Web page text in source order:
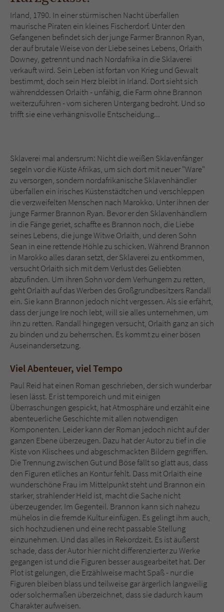
Irland, 1790. In einer stürmischen Nacht überfallen
maurische Piraten ein kleines Fischerdorf. Unter den
Gefangenen befindet sich der junge Farmer Brannon Ryan,
der auf brutale Weise von der Liebe seines Lebens, Orlaith
Downey, getrennt und nach Nordafrika in die Sklaverei
verkauft wird. Sein Leben ist fortan von Krieg und Gewalt
bestimmt, doch sein Herz bleibt in Irland. Dort sieht sich
währenddessen Orlaith - unfähig, die Farm ohne Brannon
weiterzuführen - vom sicheren Untergang bedroht. Und so
trifft sie eine verhängnisvolle Entscheidung...
Sklaverei mal andersrum: Nicht die weißen Sklavenfänger
segeln vor die Küste Afrikas, um sich dort mit neuer "Ware"
zu versorgen, sondern nordafrikanische Sklavenhändler
überfallen ein irisches Küstenstädtchen und verschleppen
die verzweifelten Menschen nach Marokko. Unter ihnen der
junge Farmer Brannon Ryan. Bevor er den Sklavenhändlern
in die Fänge geriet, schaffte es Brannon noch, die Liebe
seines Lebens, die junge Witwe Orlaith, und deren Sohn
Sean in eine rettende Höhle zu schicken. Während Brannon
in Marokko alles daran setzt, der Sklaverei zu entkommen,
versucht Orlaith sich mit dem Verlust des Geliebten
abzufinden. Um ihren Sohn vor dem Verhungern zu retten,
geht Orlaith auf das Werben des Großgrundbesitzers Randall
ein. Sie kann Brannon jedoch nicht vergessen. Als sie erfährt,
dass der junge Ire noch lebt, will sie alles unternehmen, um
ihn zu retten. Randall hingegen versucht, Orlaith ganz an sich
zu binden und zu beherrschen. Es kommt zu einer bösen
Auseinandersetzung.
Viel Abenteuer, viel Tempo
Paul Reid hat einen Roman geschrieben, der sich wunderbar
lesen lässt. Er ist temporeich und mit einigen
Überraschungen gespickt, hat Atmosphäre und erzählt eine
abenteuerliche Geschichte mit allen notwendigen
Komponenten. Leider kann der Roman jedoch nicht auf der
ganzen Ebene überzeugen. Dazu hat der Autor zu tief in die
Kiste von Klischees und abgeschmackten Bildern gegriffen.
Die Trennung zwischen Gut und Böse fällt so glatt aus, dass
den Figuren etliches an Kontur fehlt. Dass mit Orlaith eine
wunderschöne Frau im Mittelpunkt steht und Brannon ein
starker, strahlender Held ist, macht die Sache nicht
überzeugender. Im Gegenteil. Brannon kann sich nahezu
mühelos in die fremde Kultur einfügen. Es gelingt ihm auch,
sich hochzudienen und eine recht passable Stellung
einzunehmen. Und das alles in Rekordzeit. Es ist äußerst
schade, dass der Autor hier nicht differenzierter zu Werke
gegangen ist und die Figuren besser ausgearbeitet hat. Der
Plot ist gelungen, die Erzählweise macht Spaß - nur die
Figuren bleiben blass und teilweise gar ärgerlich langweilig
oder solchermaßen überzeichnet, dass sie dadurch kaum
Charakter aufweisen.
Sicherheitscode des Kontaktformulars zu
überprüfen.